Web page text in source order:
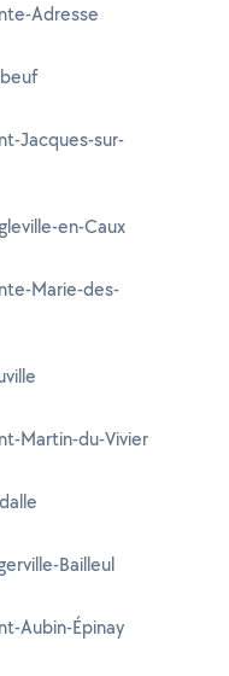
Adresse
Jacques-sur-
en-Caux
Marie-des-
Martin-du-Vivier
Bailleul
Aubin-Épinay